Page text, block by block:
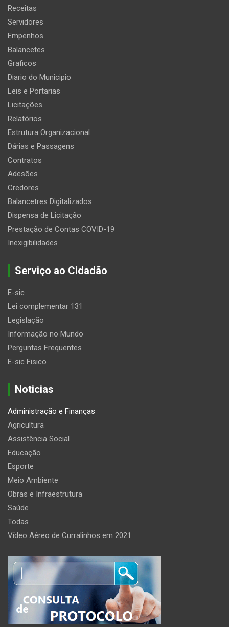
Receitas
Servidores
Empenhos
Balancetes
Graficos
Diario do Municipio
Leis e Portarias
Licitações
Relatórios
Estrutura Organizacional
Dárias e Passagens
Contratos
Adesões
Credores
Balancetres Digitalizados
Dispensa de Licitação
Prestação de Contas COVID-19
Inexigibilidades
Serviço ao Cidadão
E-sic
Lei complementar 131
Legislação
Informação no Mundo
Perguntas Frequentes
E-sic Fisico
Noticias
Administração e Finanças
Agricultura
Assistência Social
Educação
Esporte
Meio Ambiente
Obras e Infraestrutura
Saúde
Todas
Vídeo Aéreo de Curralinhos em 2021